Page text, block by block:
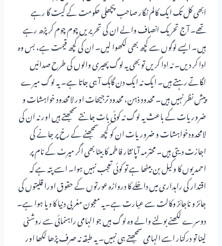
ابھی کل تک ایک کالم نگار صاحب پچھلی حکومت کے گیت گا رہے
تھے۔ آج تحریک انصاف والے ان کی تحریریں چوم چوم کر پڑھ رہے
ہیں۔ ایسے لوگوں سے کچھ بھی لکھوا لیں۔ ان کی کچھ قیمت ہے، بس وہ
ادا کر دیں۔ نہ ادا کریں تو بھی یہ لوگ پھیری والوں کی طرح صدائیں
لگاتے رہتے ہیں۔ ایک نہ ایک دن گاہک آ ہی جاتا ہے۔ یہ لوگ میرے
پیش نظر نہیں ہیں۔ محدود ذہن، محدود ترجیحات اور لامحدود خواہشات و
ضروریات کے باعث یہ لوگ نہ کوئی بات جانتے سمجھتے ہیں اور نہ ان کی
لامحدودخواہشات و ضروریات ان کو کچھ سمجھنے کے رخ پر جانے کی
اجازت دیتی ہیں۔ محترمہ آپا نثار فاطمہ کا بیٹا بھی اگر میرٹ کے نام پر
احمدیوں کا وکیل بن بیٹھا ہے تو کوئی تعجب نہیں ہوا۔ اسے پتہ ہے کہ
اقتدار کی راہداری میں داخلے کا دروازہ عورتوں کے حقوق اورا قلیتوں کی
جائز و ناجائز وکالت سے عبارت ہے۔یہ معجون مغربی دنیا کا دیا ہوا ہے۔
دوسرے لکھنے بولنے والے وہ لوگ ہیں جو الہامی راہنمائی سے روشنی
لینا تو درکنار اسے الہامی سمجھتے ہی نہیں۔ یہ طبقہ نہ صرف پڑھا لکھا اور